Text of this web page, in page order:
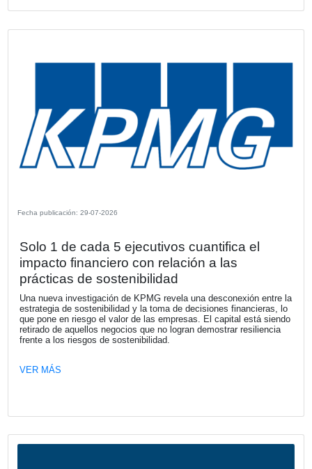
Fecha publicación: 30-07-2026
al beneficio de Mapfre en el primer
La región se consolida como uno de los principales
Grupo, con un crecimiento de primas en la mayoría de
mercados y una sólida rentabilidad técnica en Brasil,
VER MÁS